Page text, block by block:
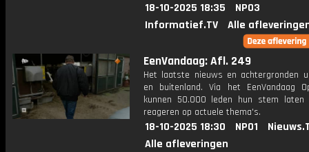
18-10-2025 18:35
NPO3
Informatief.TV
Alle
EenVandaag: Afl. 249
Het laatste nieuws en achtergronden
en buitenland. Via het EenVandaag
kunnen 50.000 leden hun stem laten
reageren op actuele thema's.
18-10-2025 18:30 NPO1
Alle afleveringen